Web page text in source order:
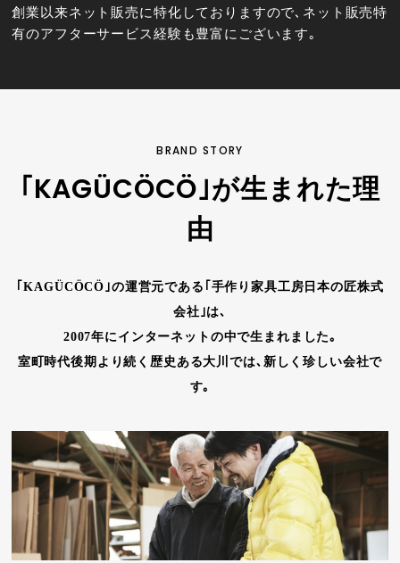
創業以来ネット販売に特化しておりますので､ネット販売特
有のアフターサービス経験も豊富にございます｡
BRAND STORY
｢KAGÜCÖCÖ｣が生まれた理
由
｢KAGÜCÖCÖ｣の運営元である｢手作り家具工房日本の匠株式
会社｣は､
2007年にインターネットの中で生まれました｡
室町時代後期より続く歴史ある大川では､新しく珍しい会社で
す｡